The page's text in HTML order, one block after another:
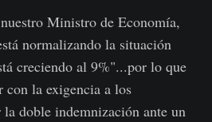
Ministro de Economía,
normalizando la situación
creciendo al 9%"...por lo que
con la exigencia a los
la doble indemnización ante un